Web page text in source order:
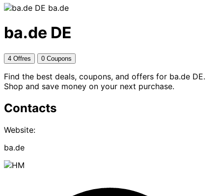
ba.de
ba.de DE
4 Offres 0 Coupons
Find the best deals, coupons, and offers for ba.de DE.
Shop and save money on your next purchase.
Contacts
Website:
ba.de